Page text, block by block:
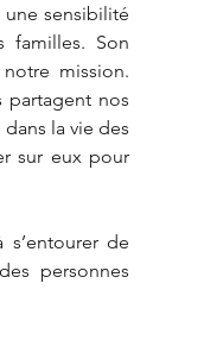
sensibilité
familles. Son
mission.
nos
la vie des
sur eux pour
de
personnes